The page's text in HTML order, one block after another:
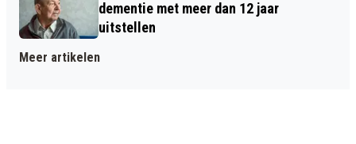
dementie met meer dan 12 jaar
uitstellen
Meer artikelen